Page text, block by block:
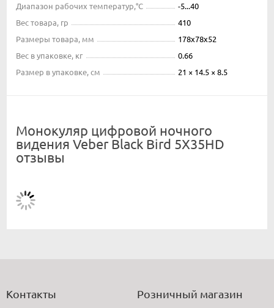
Диапазон рабочих температур,°С
-5...40
Вес товара, гр
410
Размеры товара, мм
178х78х52
Вес в упаковке, кг
0.66
Размер в упаковке, см
21 × 14.5 × 8.5
Монокуляр цифровой ночного
видения Veber Black Bird 5Х35HD
отзывы
Контакты Розничный магазин